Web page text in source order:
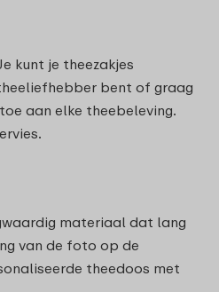
kunt je theezakjes
bent of graag
aan elke theebeleving.
materiaal dat lang
van de foto op de
theedoos met